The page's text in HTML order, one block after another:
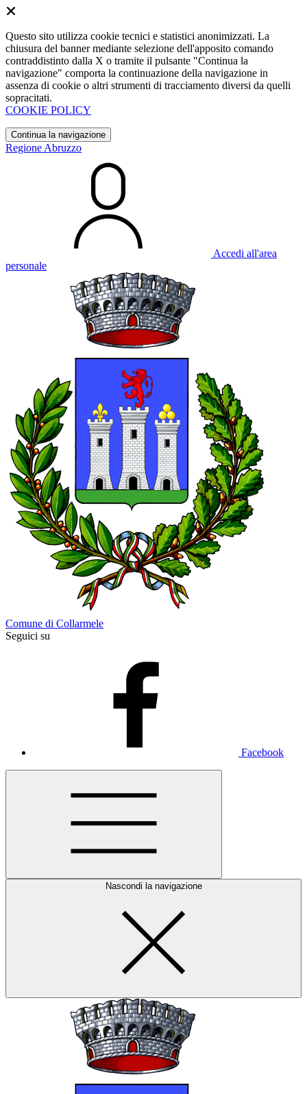
Questo sito utilizza cookie tecnici e statistici anonimizzati. La
chiusura del banner mediante selezione dell'apposito comando
contraddistinto dalla X o tramite il pulsante "Continua la
navigazione" comporta la continuazione della navigazione in
assenza di cookie o altri strumenti di tracciamento diversi da quelli
sopracitati.
COOKIE POLICY
Continua la navigazione
Regione Abruzzo
Accedi all'area
personale
Comune di Collarmele
Seguici su
Facebook
Nascondi la navigazione